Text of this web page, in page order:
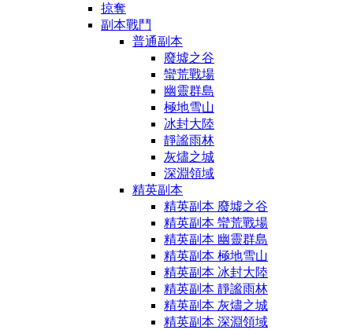
掠奪
副本戰鬥
普通副本
廢墟之谷
蠻荒戰場
幽靈群島
極地雪山
冰封大陸
靜謐雨林
灰燼之城
深淵領域
精英副本
精英副本 廢墟之谷
精英副本 蠻荒戰場
精英副本 幽靈群島
精英副本 極地雪山
精英副本 冰封大陸
精英副本 靜謐雨林
精英副本 灰燼之城
精英副本 深淵領域